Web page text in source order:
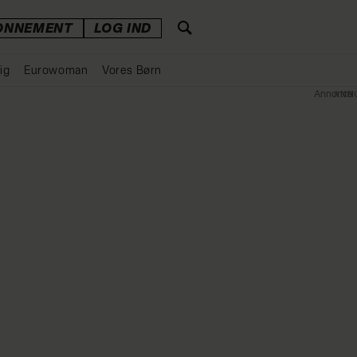
LOG IND
Eurowoman Vores Børn
Annonce